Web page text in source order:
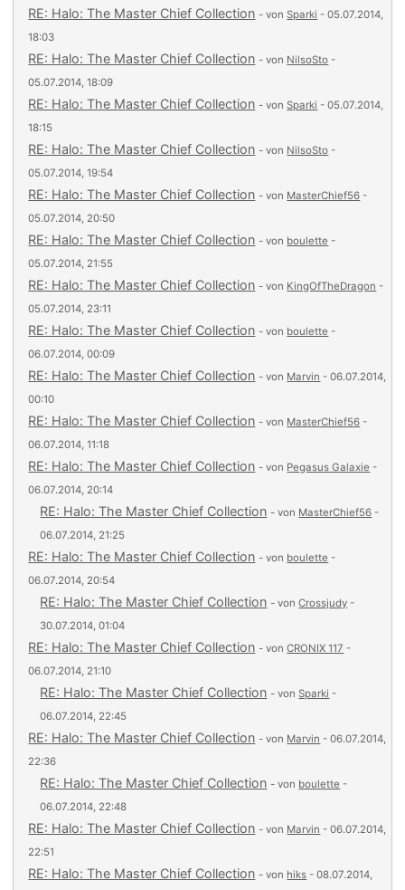
RE: Halo: The Master Chief Collection - vonSparki - 05.07.2014,
18:03
RE: Halo: The Master Chief Collection - von NilsoSto -
05.07.2014, 18:09
RE: Halo: The Master Chief Collection - vonSparki - 05.07.2014,
18:15
RE: Halo: The Master Chief Collection - von NilsoSto -
05.07.2014, 19:54
RE: Halo: The Master Chief Collection - von MasterChief56 -
05.07.2014, 20:50
RE: Halo: The Master Chief Collection - von boulette -
05.07.2014, 21:55
RE: Halo: The Master Chief Collection - von KingOfTheDragon -
05.07.2014, 23:11
RE: Halo: The Master Chief Collection - von boulette -
06.07.2014, 00:09
RE: Halo: The Master Chief Collection - von Marvin - 06.07.2014,
00:10
RE: Halo: The Master Chief Collection - von MasterChief56 -
06.07.2014, 11:18
RE: Halo: The Master Chief Collection - von Pegasus Galaxie -
06.07.2014, 20:14
RE: Halo: The Master Chief Collection - von MasterChief56 -
06.07.2014, 21:25
RE: Halo: The Master Chief Collection - von boulette -
06.07.2014, 20:54
RE: Halo: The Master Chief Collection - vonCrossjudy -
30.07.2014, 01:04
RE: Halo: The Master Chief Collection - vonCRONIX 117 -
06.07.2014, 21:10
RE: Halo: The Master Chief Collection - vonSparki -
06.07.2014, 22:45
RE: Halo: The Master Chief Collection - von Marvin - 06.07.2014,
22:36
RE: Halo: The Master Chief Collection - von boulette -
06.07.2014, 22:48
RE: Halo: The Master Chief Collection - von Marvin - 06.07.2014,
22:51
RE: Halo: The Master Chief Collection - von hiks - 08.07.2014,